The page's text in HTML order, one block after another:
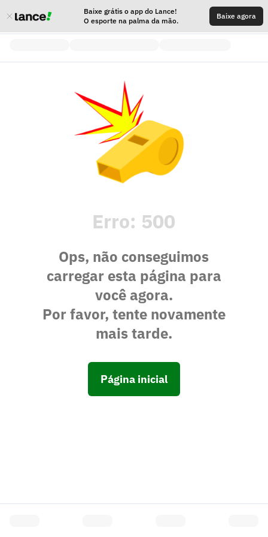
Baixe grátis o app do Lance!
O esporte na palma da mão.
Baixe agora
Erro: 500
Ops, não conseguimos
carregar esta página para
você agora.
Por favor, tente novamente
mais tarde.
Página inicial